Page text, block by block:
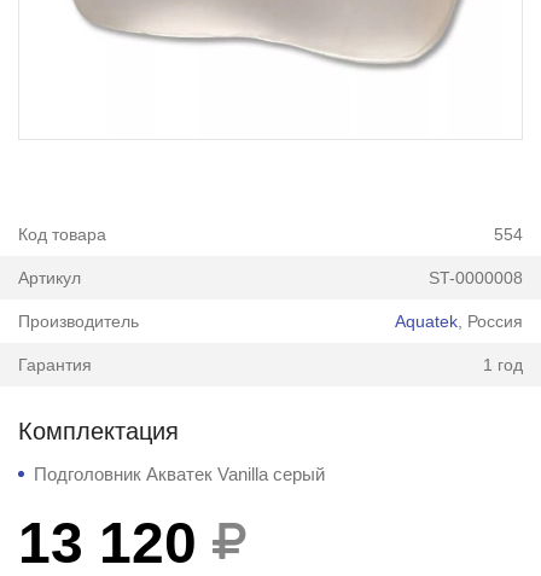
Код товара 554
Артикул ST-0000008
Производитель Aquatek , Россия
Гарантия 1 год
Комплектация
Подголовник Акватек Vanilla серый
13 120